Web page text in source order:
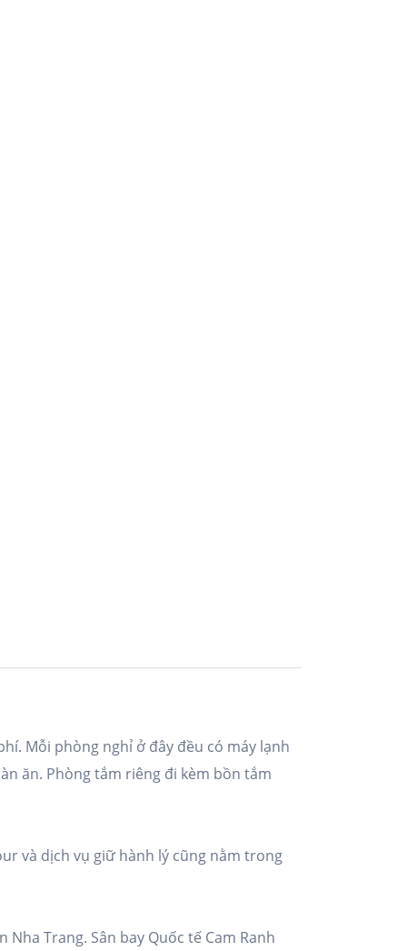
Mỗi phòng nghỉ ở đây đều có máy lạnh
ăn. Phòng tắm riêng đi kèm bồn tắm
và dịch vụ giữ hành lý cũng nằm trong
Trang. Sân bay Quốc tế Cam Ranh